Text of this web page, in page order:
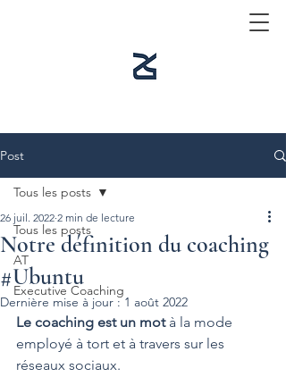
Post
Tous les posts
AT
Executive Coaching
Tous les posts
Notre définition du coaching
#Ubuntu
26 juil. 2022 2 min de lecture
Dernière mise à jour :1 août 2022
Le coaching est un mot à la mode
employé à tort et à travers sur les
réseaux sociaux.